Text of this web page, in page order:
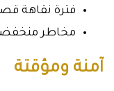
فترة نقاهة
مخاطر منخفضة
آمنة ومؤقتة